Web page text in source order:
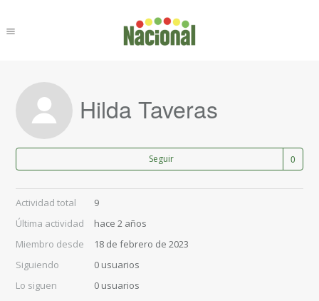
Hilda Taveras
Seguir
Actividad total
9
Última actividad
hace 2 años
Miembro desde
18 de febrero de 2023
Siguiendo
0 usuarios
Lo siguen
0 usuarios